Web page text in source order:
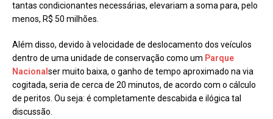
tantas condicionantes necessárias, elevariam a soma para, pelo
menos, R$ 50 milhões.
Além disso, devido à velocidade de deslocamento dos veículos
dentro de uma unidade de conservação como um Parque
Nacional ser muito baixa, o ganho de tempo aproximado na via
cogitada, seria de cerca de 20 minutos, de acordo com o cálculo
de peritos. Ou seja: é completamente descabida e ilógica tal
discussão.